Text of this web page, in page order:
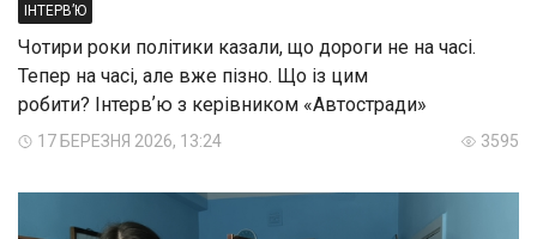
ІНТЕРВ’Ю
Чотири роки політики казали, що дороги не на часі.
Тепер на часі, але вже пізно. Що із цим
робити? Інтервʼю з керівником «Автостради»
17 БЕРЕЗНЯ 2026, 13:24 3595